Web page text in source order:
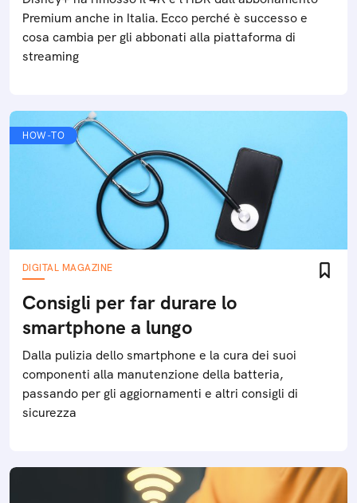
Premium anche in Italia. Ecco perché è successo e
cosa cambia per gli abbonati alla piattaforma di
streaming
HOW-TO
DIGITAL MAGAZINE
Consigli per far durare lo
smartphone a lungo
Dalla pulizia dello smartphone e la cura dei suoi
componenti alla manutenzione della batteria,
passando per gli aggiornamenti e altri consigli di
sicurezza